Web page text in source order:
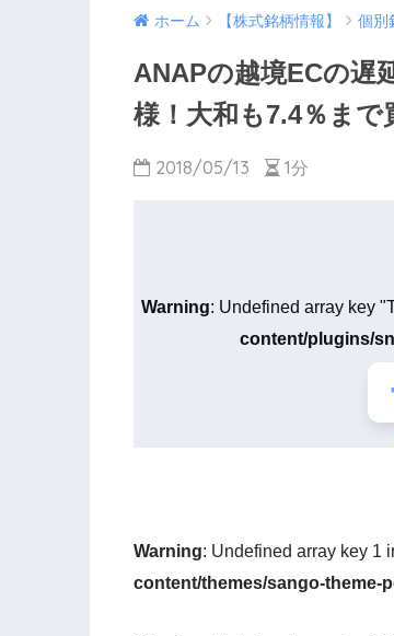
ホーム 【株式銘柄情報】 個別
ANAPの越境ECの遅
様！大和も7.4％まで
2018/05/13 1分
Warning: Undefined array key
content/plugins/
Warning: Undefined array key 1
content/themes/sango-